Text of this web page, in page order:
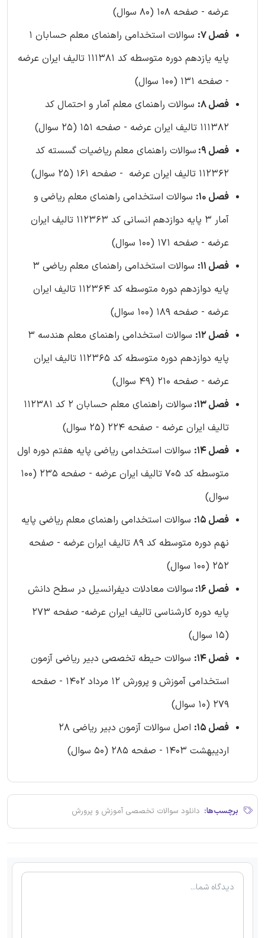
عرضه - صفحه 108 (80 سوال)
فصل 7:
سوالات استخدامی راهنمای معلم حسابان 1
پایه یازدهم دوره متوسطه کد 111381 تالیف ایران عرضه
- صفحه 131 (100 سوال)
فصل 8:
سوالات راهنمای معلم آمار و احتمال کد
111382 تالیف ایران عرضه - صفحه 151 (25 سوال)
فصل 9:
سوالات راهنمای معلم ریاضیات گسسته کد
112362 تالیف ایران عرضه - صفحه 161 (25 سوال)
فصل 10:
سوالات استخدامی راهنمای معلم ریاضی و
آمار 3 پایه دوازدهم انسانی کد 112363 تالیف ایران
عرضه - صفحه 171 (100 سوال)
فصل 11:
سوالات استخدامی راهنمای معلم ریاضی 3
پایه دوازدهم دوره متوسطه کد 112364 تالیف ایران
عرضه - صفحه 189 (100 سوال)
فصل 12:
سوالات استخدامی راهنمای معلم هندسه 3
پایه دوازدهم دوره متوسطه کد 112365 تالیف ایران
عرضه - صفحه 210 (49 سوال)
فصل 13:
سوالات راهنمای معلم حسابان 2 کد 112381
تالیف ایران عرضه - صفحه 224 (25 سوال)
فصل 14:
سوالات استخدامی ریاضی پایه هفتم دوره اول
متوسطه کد 705 تالیف ایران عرضه - صفحه 235 (100
سوال)
فصل 15:
سوالات استخدامی راهنمای معلم ریاضی پایه
نهم دوره متوسطه کد 89 تالیف ایران عرضه - صفحه
252 (100 سوال)
فصل 16:
سوالات معادلات دیفرانسیل در سطح دانش
پایه دوره کارشناسی تالیف ایران عرضه- صفحه 273
(15 سوال)
فصل 14:
سوالات حیطه تخصصی دبیر ریاضی آزمون
استخدامی آموزش و پرورش 12 مرداد 1402 - صفحه
279 (10 سوال)
فصل 15:
اصل سوالات آزمون دبیر ریاضی 28
اردیبهشت 1403 - صفحه 285 (50 سوال)
برچسب‌ها: دانلود سوالات تخصصی آموزش و پرورش